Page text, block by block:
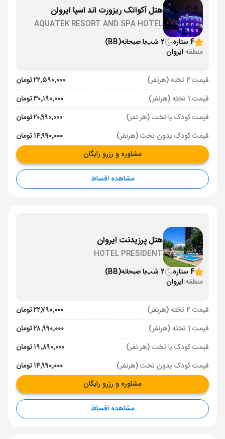
هتل آکواتک ریزورت اند اسپا ایروان
AQUATEK RESORT AND SPA HOTEL
4 ستاره 2 شب با صبحانه(BB)
منطقه:ایروان
قیمت 2 تخته (هرنفر)
۲۲٬۵۹۰٬۰۰۰ تومان
قیمت 1 تخته (هرنفر)
۳۰٬۱۹۰٬۰۰۰ تومان
قیمت کودک با تخت (هر نفر)
۲۰٬۹۹۰٬۰۰۰ تومان
قیمت کودک بدون تخت (هرنفر)
۱۴٬۹۹۰٬۰۰۰ تومان
مشاوره و رزرو رایگان
مشاهده اقساط
هتل پرزیدنت ایروان
HOTEL PRESIDENT
4 ستاره
2 شب با صبحانه(BB)
منطقه:ایروان
قیمت 2 تخته (هرنفر)
۲۲٬۷۹۰٬۰۰۰ تومان
قیمت 1 تخته (هرنفر)
۲۸٬۹۹۰٬۰۰۰ تومان
قیمت کودک با تخت (هر نفر)
۱۹٬۸۹۰٬۰۰۰ تومان
قیمت کودک بدون تخت (هرنفر)
۱۴٬۹۹۰٬۰۰۰ تومان
مشاوره و رزرو رایگان
مشاهده اقساط